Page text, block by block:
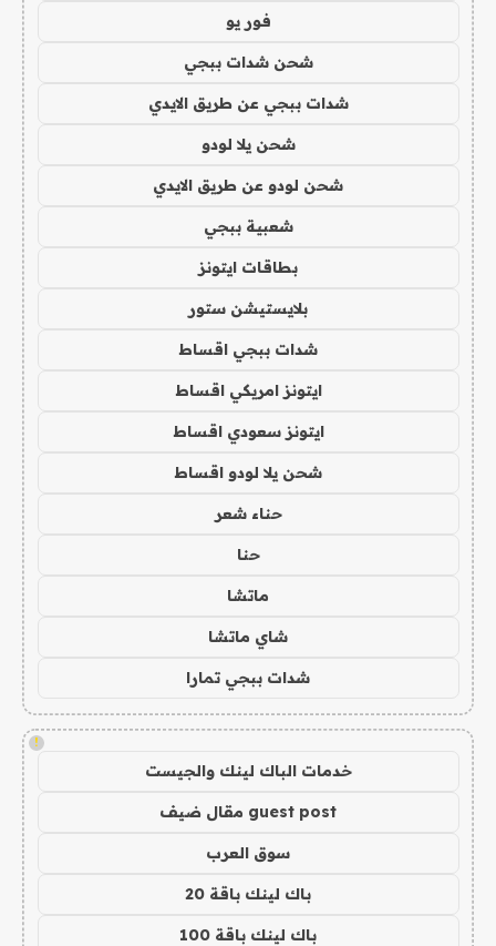
فور يو
شحن شدات ببجي
شدات ببجي عن طريق الايدي
شحن يلا لودو
شحن لودو عن طريق الايدي
شعبية ببجي
بطاقات ايتونز
بلايستيشن ستور
شدات ببجي اقساط
ايتونز امريكي اقساط
ايتونز سعودي اقساط
شحن يلا لودو اقساط
حناء شعر
حنا
ماتشا
شاي ماتشا
شدات ببجي تمارا
!
خدمات الباك لينك والجيست
guest post مقال ضيف
سوق العرب
باك لينك باقة 20
باك لينك باقة 100